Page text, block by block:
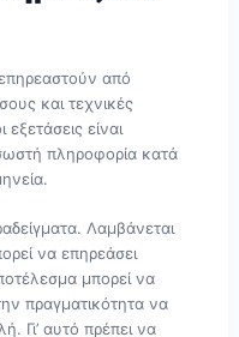
από
και τεχνικές
είναι
πληροφορία κατά
Λαμβάνεται
να επηρεάσει
μπορεί να
πραγματικότητα να
Γι’ αυτό πρέπει να